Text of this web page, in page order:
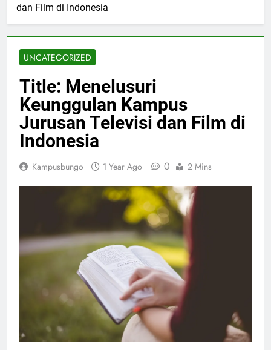
dan Film di Indonesia
UNCATEGORIZED
Title: Menelusuri
Keunggulan Kampus
Jurusan Televisi dan Film di
Indonesia
Kampusbungo 1 Year Ago 0 2 Mins